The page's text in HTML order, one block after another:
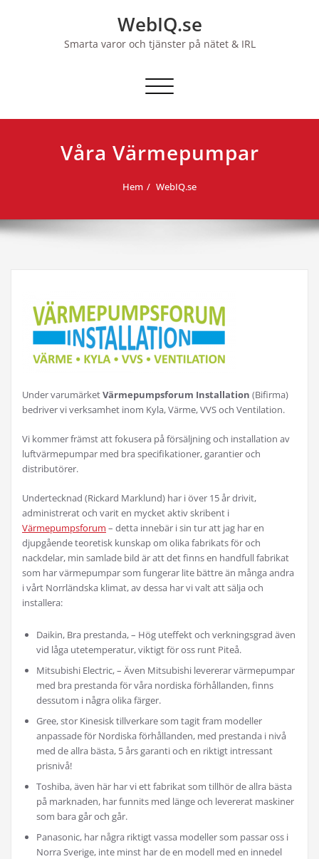
WebIQ.se
Smarta varor och tjänster på nätet & IRL
Slå på/av navigering
Våra Värmepumpar
Hem WebIQ.se
Under varumärketVärmepumpsforum Installation (Bifirma)
bedriver vi verksamhet inom Kyla, Värme, VVS och Ventilation.
Vi kommer främst att fokusera på försäljning och installation av
luftvärmepumpar med bra specifikationer, garantier och
distributörer.
Undertecknad (Rickard Marklund) har i över 15 år drivit,
administrerat och varit en mycket aktiv skribent i
Värmepumpsforum – detta innebär i sin tur att jag har en
djupgående teoretisk kunskap om olika fabrikats för och
nackdelar, min samlade bild är att det finns en handfull fabrikat
som har värmepumpar som fungerar lite bättre än många andra
i vårt Norrländska klimat, av dessa har vi valt att sälja och
installera:
Daikin, Bra prestanda, – Hög uteffekt och verkningsgrad även
vid låga utetemperatur, viktigt för oss runt Piteå.
Mitsubishi Electric, – Även Mitsubishi levererar värmepumpar
med bra prestanda för våra nordiska förhållanden, finns
dessutom i några olika färger.
Gree, stor Kinesisk tillverkare som tagit fram modeller
anpassade för Nordiska förhållanden, med prestanda i nivå
med de allra bästa, 5 års garanti och en riktigt intressant
prisnivå!
Toshiba, även här har vi ett fabrikat som tillhör de allra bästa
på marknaden, har funnits med länge och levererat maskiner
som bara går och går.
Panasonic, har några riktigt vassa modeller som passar oss i
Norra Sverige, inte minst har de en modell med en innedel